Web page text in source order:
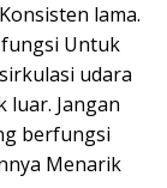
lama.
Untuk
udara
luar. Jangan
berfungsi
Menarik